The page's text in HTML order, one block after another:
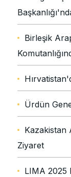
Birleşik
Ürdün
Kazakistan
Ziyaret
LIMA 2025